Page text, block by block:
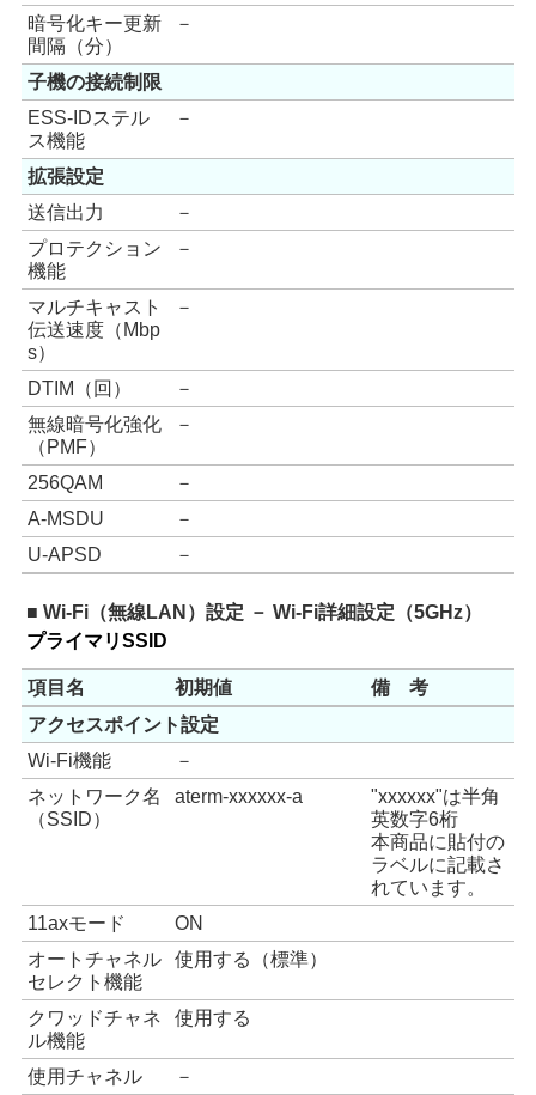
暗号化キー更新
間隔（分）
－
子機の接続制限
ESS-IDステル
ス機能
－
拡張設定
送信出力
－
プロテクション
機能
－
マルチキャスト
伝送速度（Mbp
s）
－
DTIM（回）
－
無線暗号化強化
（PMF）
－
256QAM
－
A-MSDU
－
U-APSD
－
■ Wi-Fi（無線LAN）設定 － Wi-Fi詳細設定（5GHz）
プライマリSSID
項目名 初期値
備 考
アクセスポイント設定
Wi-Fi機能
－
ネットワーク名
（SSID）
aterm-xxxxxx-a
"xxxxxx"は半角
英数字6桁
本商品に貼付の
ラベルに記載さ
れています。
11axモード
ON
オートチャネル
セレクト機能
使用する（標準）
クワッドチャネ
ル機能
使用する
使用チャネル
－